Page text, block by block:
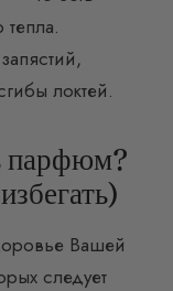
локтей.
парфюм?
Вашей
следует